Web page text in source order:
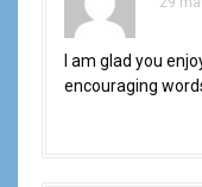
I am glad you
encouraging